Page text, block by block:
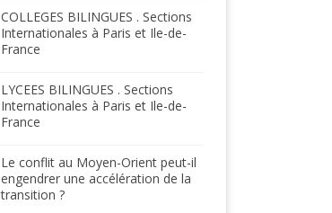
COLLEGES BILINGUES . Sections
Internationales à Paris et Ile-de-
France
LYCEES BILINGUES . Sections
Internationales à Paris et Ile-de-
France
Le conflit au Moyen-Orient peut-il
engendrer une accélération de la
transition ?